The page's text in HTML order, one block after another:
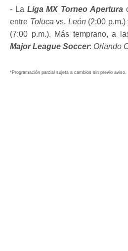
- La Liga MX Torneo Apertura
entre Toluca vs. León (2:00 p.m.)
(7:00 p.m.). Más temprano, a
Major League Soccer: Orlando
*Programación parcial sujeta a cambios sin previo aviso.